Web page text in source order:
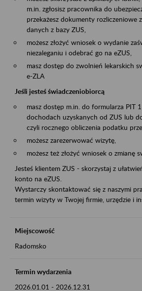
m.in. zgłosisz pracownika do
przekażesz dokumenty rozliczeniowe
danych z bazy ZUS,
możesz złożyć wniosek o wydanie
niezaleganiu i odebrać go na eZUS,
masz dostęp do zwolnień lekarskich
e-ZLA
Jeśli jesteś świadczeniobiorcą
masz dostęp m.in. do formularza PIT
dochodach uzyskanych od ZUS lub
czyli rocznego obliczenia podatku
możesz zarezerwować wizytę,
możesz też złożyć wniosek o zmianę
Jesteś klientem ZUS - skorzystaj z
konto na eZUS.
Wystarczy skontaktować się z naszymi
termin wizyty w Twojej firmie, urzędzie i
Miejscowość
Radomsko
Termin wydarzenia
2026.01.01 - 2026.12.31